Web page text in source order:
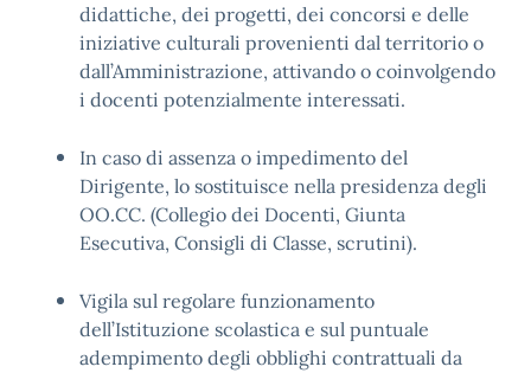
didattiche, dei progetti, dei concorsi e delle
iniziative culturali provenienti dal territorio o
dall’Amministrazione, attivando o coinvolgendo
i docenti potenzialmente interessati.
In caso di assenza o impedimento del
Dirigente, lo sostituisce nella presidenza degli
OO.CC. (Collegio dei Docenti, Giunta
Esecutiva, Consigli di Classe, scrutini).
Vigila sul regolare funzionamento
dell’Istituzione scolastica e sul puntuale
adempimento degli obblighi contrattuali da